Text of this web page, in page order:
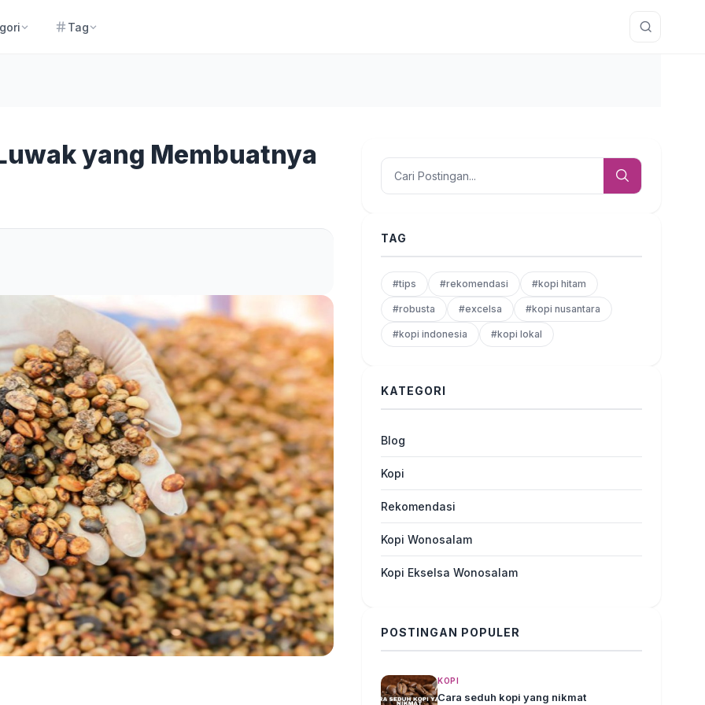
Tag
yang Membuatnya
TAG
#tips #rekomendasi #kopi hitam
#robusta #excelsa #kopi nusantara
#kopi indonesia #kopi lokal
KATEGORI
Blog
Kopi
Rekomendasi
Kopi Wonosalam
Kopi Ekselsa Wonosalam
POSTINGAN POPULER
KOPI
Cara seduh kopi yang nikmat